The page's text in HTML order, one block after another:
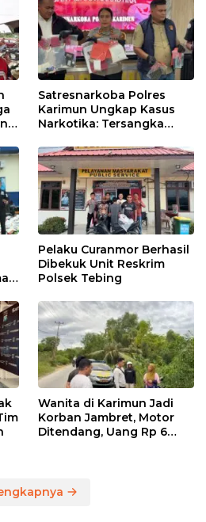
Satresnarkoba Polres
Karimun Ungkap Kasus
Narkotika: Tersangka
Internasional
Pelaku Curanmor Berhasil
Dibekuk Unit Reskrim
Polsek Tebing
Wanita di Karimun Jadi
Korban Jambret, Motor
Ditendang, Uang Rp 6